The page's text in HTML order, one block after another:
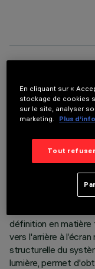
DERNIÈRE MISE À
DESCRIPTION
Appareil
éléments linéaires à
aluminium moulé
variable de manière
définition en matière
vers l'arrière à
structurelle du
lumière, permet
En cliquant sur «
stockage de cookies
sur le site, analyser
marketing.
Plus
Tout refuser